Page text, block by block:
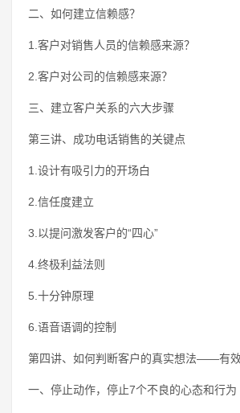
二、如何建立信赖感？
1.客户对销售人员的信赖感来源？
2.客户对公司的信赖感来源？
三、建立客户关系的六大步骤
第三讲、成功电话销售的关键点
1.设计有吸引力的开场白
2.信任度建立
3.以提问激发客户的“四心”
4.终极利益法则
5.十分钟原理
6.语音语调的控制
第四讲、如何判断客户的真实想法——有
一、停止动作，停止7个不良的心态和行为